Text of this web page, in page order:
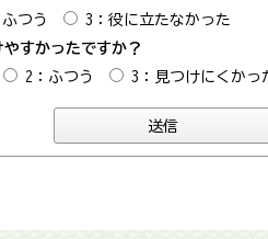
ふつう
3：役に立たなかった
すかったですか？
2：ふつう 3：見つけにくかっ